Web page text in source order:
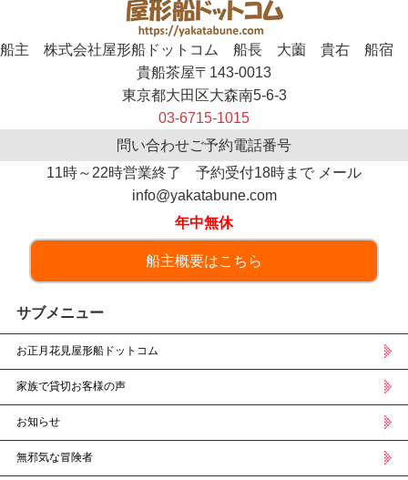
船主 株式会社屋形船ドットコム 船長 大薗 貴右 船宿
貴船茶屋〒143-0013
東京都大田区大森南5-6-3
03-6715-1015
問い合わせご予約電話番号
11時～22時営業終了 予約受付18時まで メール
info@yakatabune.com
年中無休
船主概要はこちら
サブメニュー
お正月花見屋形船ドットコム
家族で貸切お客様の声
お知らせ
無邪気な冒険者